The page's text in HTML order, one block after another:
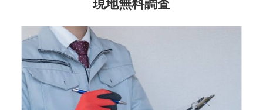
現地無料調査